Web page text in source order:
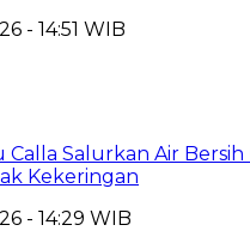
- 14:51 WIB
Calla Salurkan Air
Kekeringan
- 14:29 WIB